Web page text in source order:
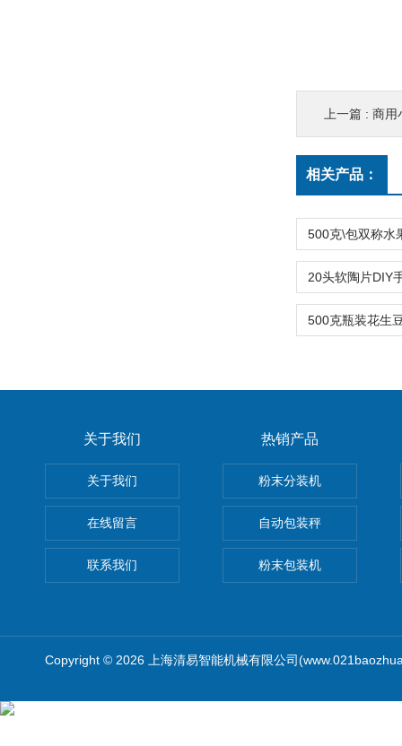
上一篇 : 商用
相关产品：
关于我们
关于我们
在线留言
联系我们
热销产品
粉末分装机
自动包装秤
粉末包装机
Copyright © 2026 上海清易智能机械有限公司